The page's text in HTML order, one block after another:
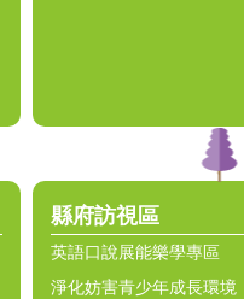
縣府訪視區
英語口說展能樂學專區
淨化妨害青少年成長環境